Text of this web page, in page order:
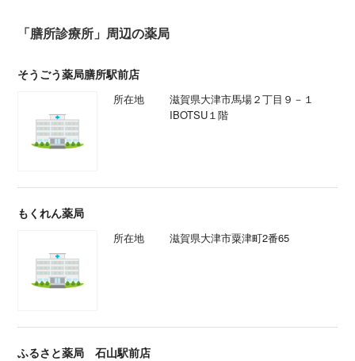
「膳所診療所」周辺の薬局
そうごう薬局膳所駅前店
所在地
滋賀県大津市馬場２丁目９－１
IBOTSU１階
もくれん薬局
所在地 滋賀県大津市粟津町2番65
ふるさと薬局 石山駅前店